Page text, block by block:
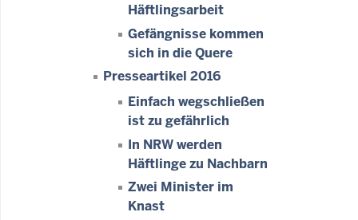
Häftlingsarbeit
Gefängnisse kommen
sich in die Quere
Presseartikel 2016
Einfach wegschließen
ist zu gefährlich
In NRW werden
Häftlinge zu Nachbarn
Zwei Minister im
Knast